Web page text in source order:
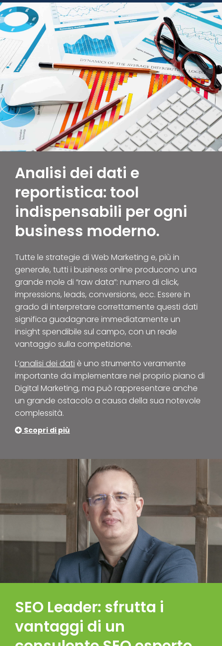
Analisi dei dati e
reportistica: tool
indispensabili per ogni
business moderno.
Tutte le strategie di Web Marketing e, più in
generale, tutti i business online producono una
grande mole di “raw data”: numero di click,
impressions, leads, conversions, ecc. Essere in
grado di interpretare correttamente questi dati
significa guadagnare immediatamente un
insight spendibile sul campo, con un reale
vantaggio sulla competizione.
L’analisi dei dati è uno strumento veramente
importante da implementare nel proprio piano di
Digital Marketing, ma può rappresentare anche
un grande ostacolo a causa della sua notevole
complessità.
Scopri di più
SEO Leader: sfrutta i
vantaggi di un